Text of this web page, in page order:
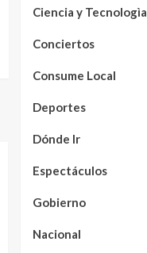
Ciencia y Tecnologìa
Conciertos
Consume Local
Deportes
Dónde Ir
Espectáculos
Gobierno
Nacional